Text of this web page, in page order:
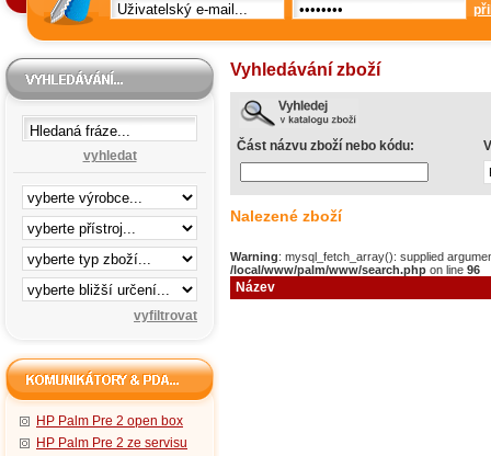
vyhledat
HP Palm Pre 2 open box
HP Palm Pre 2 ze servisu
Vyhledávání zboží
Část názvu zboží nebo kódu:
Nalezené zboží
Warning: mysql_fetch_array(): supplied
/local/www/palm/www/search.php on line 96
Název